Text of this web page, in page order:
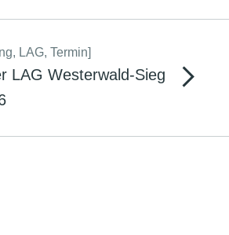
LAG, Termin]
LAG Westerwald-Sieg